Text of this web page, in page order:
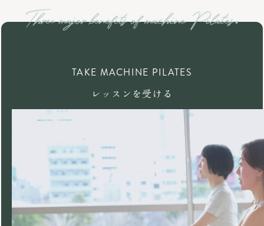
TAKE MACHINE PILATES
レッスンを受ける